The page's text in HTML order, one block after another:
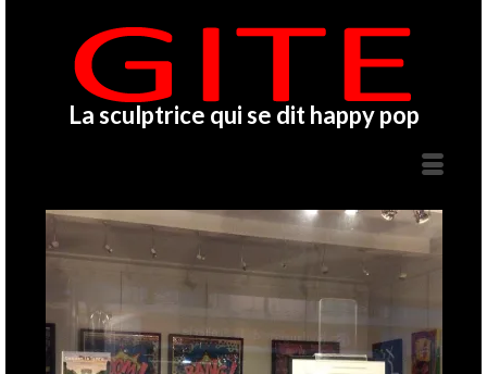
La sculptrice qui se dit happy pop